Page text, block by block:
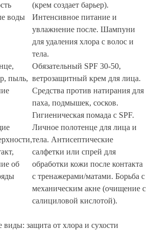
воды
(крем создает барьер).
Интенсивное питание и
увлажнение после. Шампуни
для удаления хлора с волос и
тела.
пыль,
Обязательный SPF 30-50,
ветрозащитный крем для лица.
Средства против натирания для
паха, подмышек, сосков.
Гигиеническая помада с SPF.
об
Личное полотенце для лица и
тела. Антисептические
салфетки или спрей для
обработки кожи после контакта
с тренажерами/матами. Борьба с
механическим акне (очищение с
салициловой кислотой).
защита от хлора и сухости